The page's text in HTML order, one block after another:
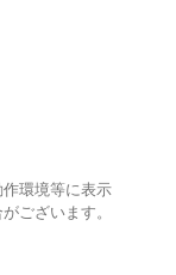
環境等に表示
ございます。